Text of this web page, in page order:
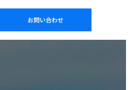
お問い合わせ